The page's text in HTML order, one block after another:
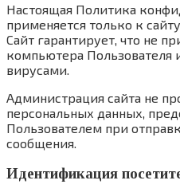
Настоящая Политика
применяется только к
Сайт гарантирует, что не
компьютера Пользователя
вирусами.
Администрация сайта не
персональных данных,
Пользователем при
сообщения.
Идентификация